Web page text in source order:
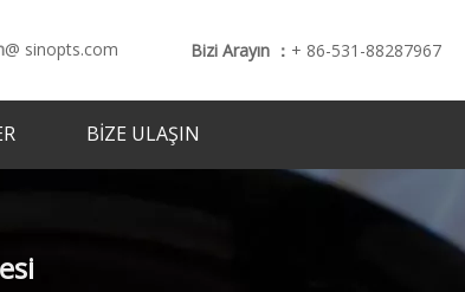
@ sinopts.com Bizi Arayın ： + 86-531-88287967
BIZE ULAŞIN